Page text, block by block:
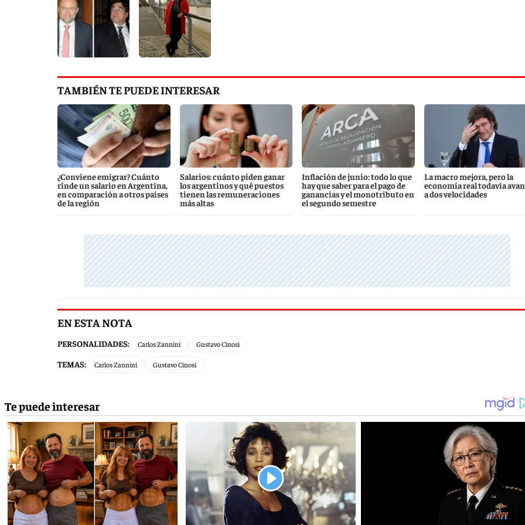
TAMBIÉN TE PUEDE INTERESAR
¿Conviene emigrar? Cuánto
rinde un salario en Argentina,
en comparación a otros países
de la región
Salarios: cuánto piden ganar
los argentinos y qué puestos
tienen las remuneraciones
más altas
Inflación de junio: todo lo que
hay que saber para el pago de
ganancias y el monotributo en
el segundo semestre
La macro mejora, pero la
economía real todavía
a dos velocidades
EN ESTA NOTA
PERSONALIDADES: Carlos Zannini Gustavo Cinosi
TEMAS: Carlos Zannini Gustavo Cinosi